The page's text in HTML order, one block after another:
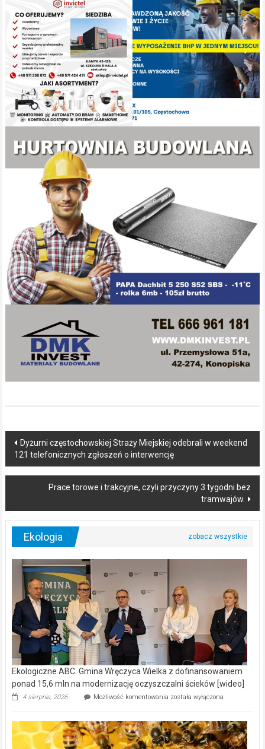
Post
navigation
Dyżurni częstochowskiej Straży Miejskiej odebrali w weekend
121 telefonicznych zgłoszeń o interwencję
Prace torowe i trakcyjne, czyli przyczyny 3 tygodni bez
tramwajów.
Ekologia
Ekologiczne ABC. Gmina Wręczyca Wielka z dofinansowaniem
ponad 15,6 mln na modernizację oczyszczalni ścieków [wideo]
4 sierpnia, 2026 Możliwość komentowania Ekologiczne
Wręczyca
Wielka
z
została wyłączona